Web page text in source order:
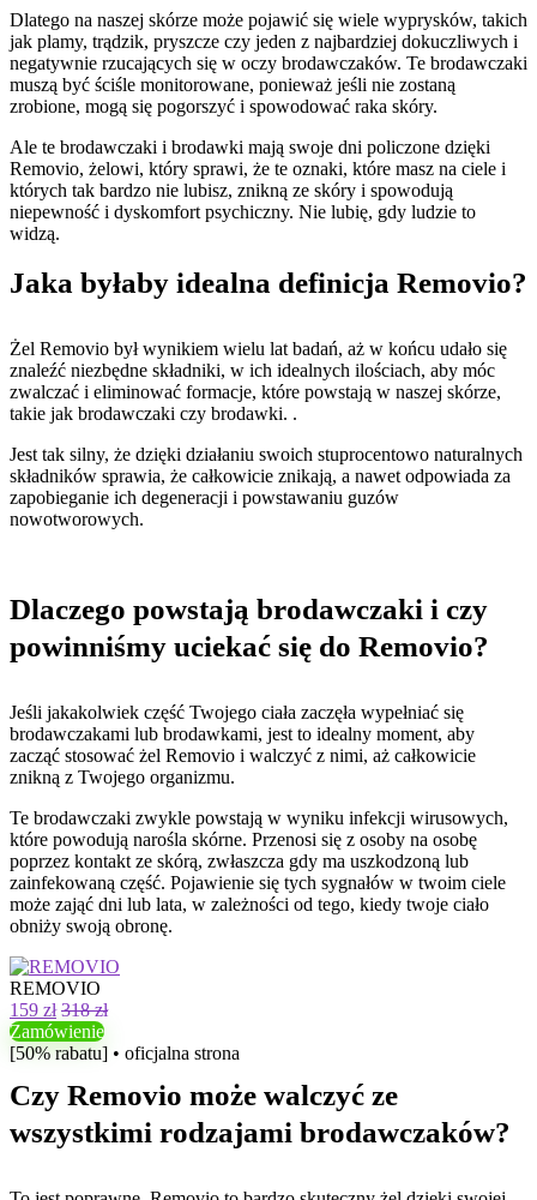
Dlatego na naszej skórze może pojawić się wiele wyprysków, takich
jak plamy, trądzik, pryszcze czy jeden z najbardziej dokuczliwych i
negatywnie rzucających się w oczy brodawczaków. Te brodawczaki
muszą być ściśle monitorowane, ponieważ jeśli nie zostaną
zrobione, mogą się pogorszyć i spowodować raka skóry.
Ale te brodawczaki i brodawki mają swoje dni policzone dzięki
Removio, żelowi, który sprawi, że te oznaki, które masz na ciele i
których tak bardzo nie lubisz, znikną ze skóry i spowodują
niepewność i dyskomfort psychiczny. Nie lubię, gdy ludzie to
widzą.
Jaka byłaby idealna definicja Removio?
Żel Removio był wynikiem wielu lat badań, aż w końcu udało się
znaleźć niezbędne składniki, w ich idealnych ilościach, aby móc
zwalczać i eliminować formacje, które powstają w naszej skórze,
takie jak brodawczaki czy brodawki. .
Jest tak silny, że dzięki działaniu swoich stuprocentowo naturalnych
składników sprawia, że ​​całkowicie znikają, a nawet odpowiada za
zapobieganie ich degeneracji i powstawaniu guzów
nowotworowych.
Dlaczego powstają brodawczaki i czy
powinniśmy uciekać się do Removio?
Jeśli jakakolwiek część Twojego ciała zaczęła wypełniać się
brodawczakami lub brodawkami, jest to idealny moment, aby
zacząć stosować żel Removio i walczyć z nimi, aż całkowicie
znikną z Twojego organizmu.
Te brodawczaki zwykle powstają w wyniku infekcji wirusowych,
które powodują narośla skórne. Przenosi się z osoby na osobę
poprzez kontakt ze skórą, zwłaszcza gdy ma uszkodzoną lub
zainfekowaną część. Pojawienie się tych sygnałów w twoim ciele
może zająć dni lub lata, w zależności od tego, kiedy twoje ciało
obniży swoją obronę.
REMOVIO
159 zł 318 zł
Zamówienie
[50% rabatu] • oficjalna strona
Czy Removio może walczyć ze
wszystkimi rodzajami brodawczaków?